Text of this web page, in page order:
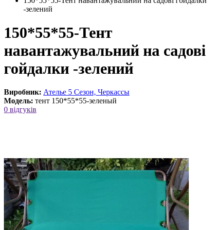
-зелений
150*55*55-Тент
навантажувальний на садові
гойдалки -зелений
Виробник: Ателье 5 Сезон, Черкассы
Модель: тент 150*55*55-зеленый
0 відгуків